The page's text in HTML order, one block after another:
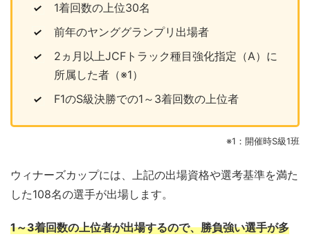
1着回数の上位30名
前年のヤンググランプリ出場者
2ヵ月以上JCFトラック種目強化指定（A）に
所属した者（※1）
F1のS級決勝での1～3着回数の上位者
※1：開催時S級1班
ウィナーズカップには、上記の出場資格や選考基準を満た
した108名の選手が出場します。
1～3着回数の上位者が出場するので、勝負強い選手が多